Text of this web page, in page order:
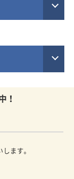
！
ます。